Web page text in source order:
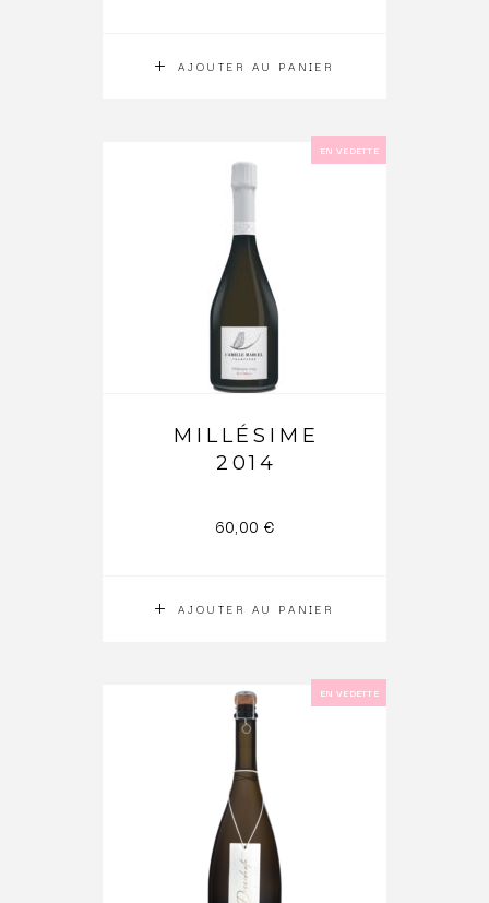
AJOUTER AU PANIER
EN VEDETTE
AJOUTER AU PANIER
MILLÉSIME
2014
60,00 €
EN VEDETTE